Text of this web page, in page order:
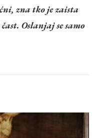
zna tko je zaista
Oslanjaj se samo